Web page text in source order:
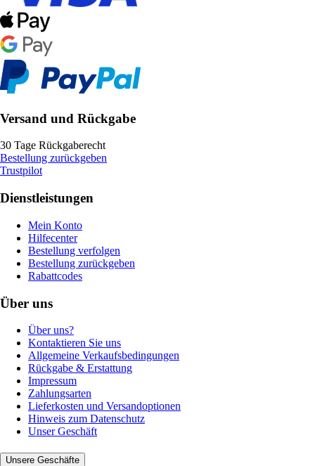
Versand und Rückgabe
30 Tage Rückgaberecht
Bestellung zurückgeben
Trustpilot
Dienstleistungen
Mein Konto
Hilfecenter
Bestellung verfolgen
Bestellung zurückgeben
Rabattcodes
Über uns
Über uns?
Kontaktieren Sie uns
Allgemeine Verkaufsbedingungen
Rückgabe & Erstattung
Impressum
Zahlungsarten
Lieferkosten und Versandoptionen
Hinweis zum Datenschutz
Unser Geschäft
Unsere Geschäfte